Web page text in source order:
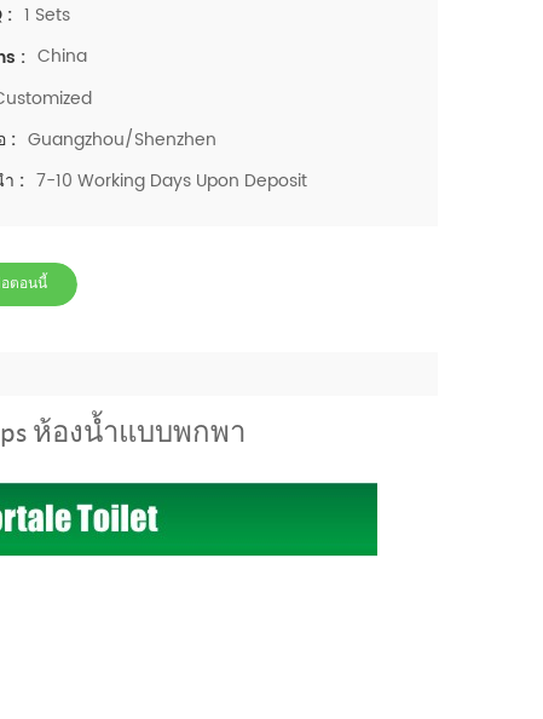
: 1 Sets
: China
: Guangzhou/Shenzhen
: 7-10 Working Days Upon Deposit
ตอนนี้
ห้องน้ำแบบพกพา